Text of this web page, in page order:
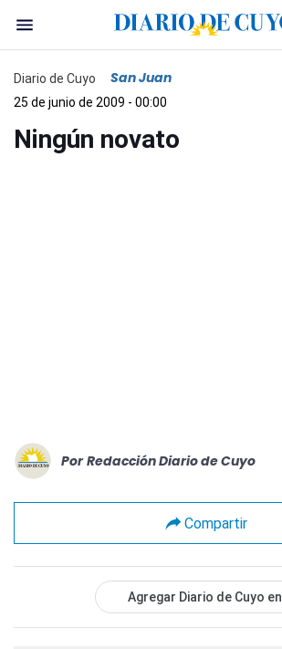
Diario de Cuyo San Juan
25 de junio de 2009 - 00:00
Ningún novato
Por Redacción Diario de Cuyo
Compartir
Agregar Diario de Cuyo en